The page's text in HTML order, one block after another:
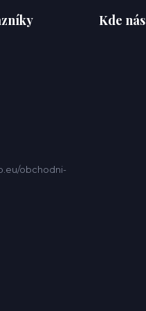
obchodni-
Kde